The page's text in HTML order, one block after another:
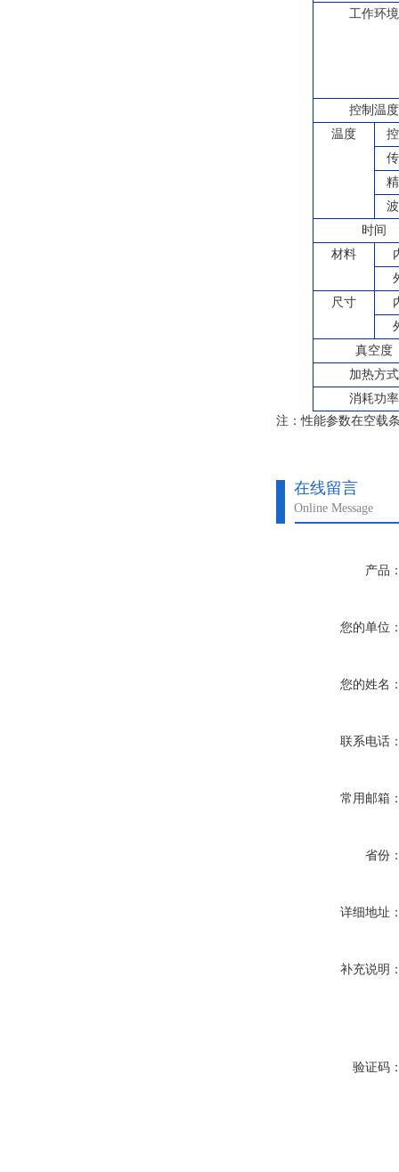
工作环境
控制温度
温度
时间
材料
尺寸
真空度
加热方式
消耗功率
注：性能参数在空载
在线留言
Online Message
产品
您的单位
您的姓名
联系电话
常用邮箱
省份
详细地址
补充说明
验证码